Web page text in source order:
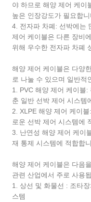
야 하므로 해양 제어 케이
높은 인장강도가 필요합니
4. 전자파 차폐: 선박에는
제어 케이블은 다른 장비
위해 우수한 전자파 차폐
해양 제어 케이블은 다양
로 나눌 수 있으며 일반적
1. PVC 해양 제어 케이블
춘 일반 선박 제어 시스템
2. XLPE 해양 제어 케이
로운 선박 제어 시스템에
3. 난연성 해양 제어 케이
재 통제 시스템에 적합합
해양 제어 케이블은 다음
관련 산업에서 주로 사용
1. 상선 및 화물선 : 조타
스템